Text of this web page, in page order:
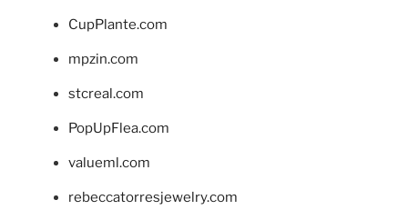
CupPlante.com
mpzin.com
stcreal.com
PopUpFlea.com
valueml.com
rebeccatorresjewelry.com